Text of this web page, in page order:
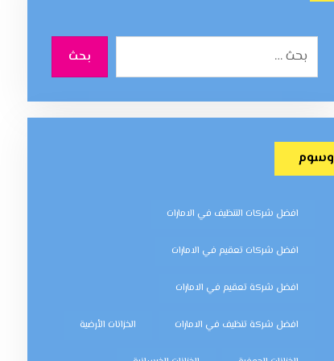
بحث
وسوم
افضل شركات التنظيف في الامارات
افضل شركات تعقيم في الامارات
افضل شركة تعقيم في الامارات
افضل شركة تنظيف في الامارات الخزانات الأرضية